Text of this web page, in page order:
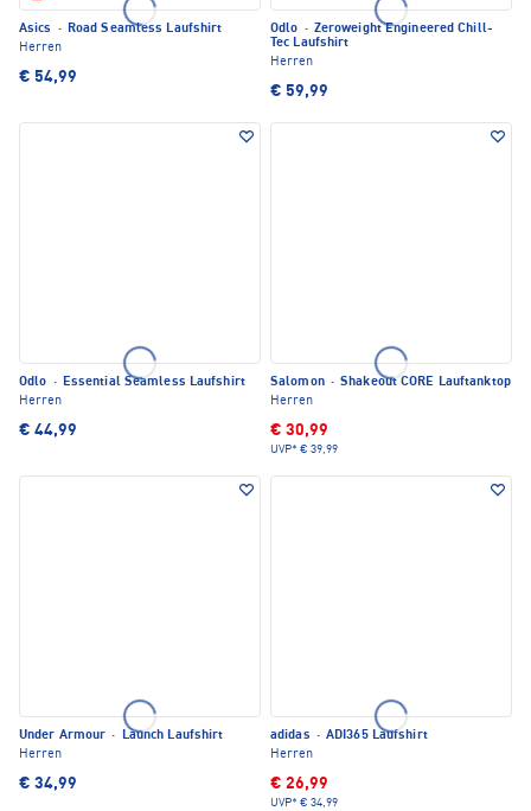
Asics · Road Seamless Laufshirt
Herren
€ 54,99
Odlo · Zeroweight Engineered Chill-
Tec Laufshirt
Herren
€ 59,99
Odlo · Essential Seamless Laufshirt
Herren
€ 44,99
Salomon · Shakeout CORE Lauftanktop
Herren
€ 30,99
UVP* € 39,99
Under Armour ·
Launch Laufshirt
Herren
€ 34,99
adidas · ADI365 Laufshirt
Herren
€ 26,99
UVP* € 34,99